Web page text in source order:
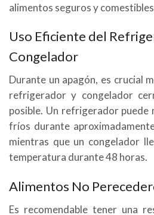
alimentos seguros y
Uso Eficiente del
Congelador
Durante un apagón, es crucial
refrigerador y congelador
posible. Un refrigerador puede
fríos durante
mientras que un congelador
temperatura durante 48 horas.
Alimentos No
Es recomendable tener una